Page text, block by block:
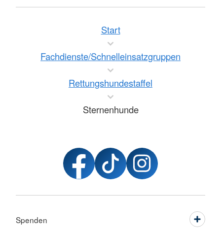
Start
Fachdienste/Schnelleinsatzgruppen
Rettungshundestaffel
Sternenhunde
Spenden